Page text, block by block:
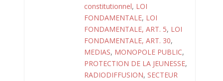
constitutionnel, LOI
FONDAMENTALE, LOI
FONDAMENTALE, ART. 5, LOI
FONDAMENTALE, ART. 30,
MEDIAS, MONOPOLE PUBLIC,
PROTECTION DE LA JEUNESSE,
RADIODIFFUSION, SECTEUR